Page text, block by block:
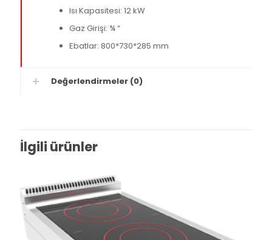
Isı Kapasitesi: 12 kW
Gaz Girişi: ¾ “
Ebatlar: 800*730*285 mm
Değerlendirmeler (0)
İlgili ürünler